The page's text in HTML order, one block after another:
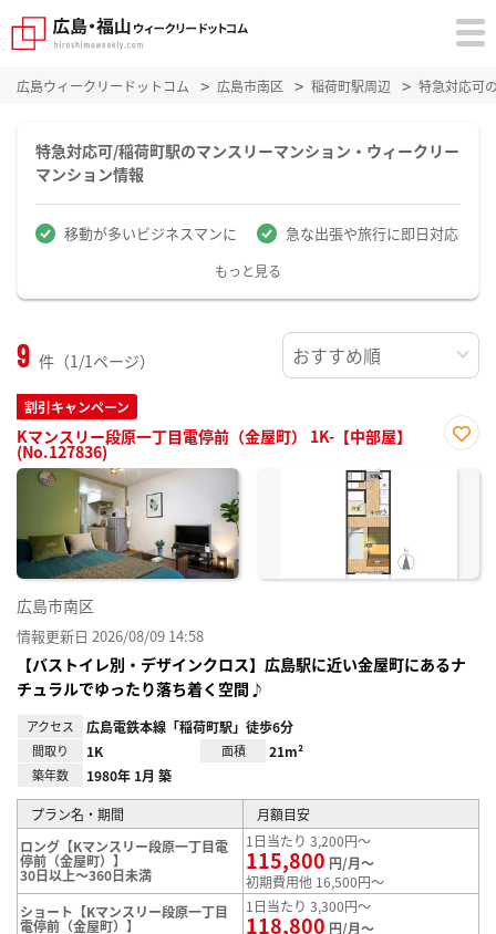
広島ウィークリードットコム 広島市南区 稲荷町駅周辺 特急対応可
特急対応可/稲荷町駅のマンスリーマンション・ウィークリー
マンション情報
移動が多いビジネスマンに 急な出張や旅行に即日対応
もっと見る
9 件（1/1ページ）
割引キャンペーン
Kマンスリー段原一丁目電停前（金屋町） 1K-【中部屋】
(No.127836)
に入
広島市南区
情報更新日 2026/08/09 14:58
【バストイレ別・デザインクロス】広島駅に近い金屋町にあるナ
チュラルでゆったり落ち着く空間♪
アクセス 広島電鉄本線「稲荷町駅」徒歩6分
間取り 1K 面積 21m²
築年数 1980年 1月 築
プラン名・期間
月額目安
ロング【Kマンスリー段原一丁目電
停前（金屋町）】
30日以上～360日未満
1日当たり 3,200円～
115,800 円/月～
初期費用他 16,500円～
ショート【Kマンスリー段原一丁目
電停前（金屋町）】
1日当たり 3,300円～
118,800 円/月～